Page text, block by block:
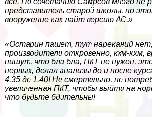
все. По сочетанию Самрсов много не
представитель старой школы, но
вооружение как лайт версию АС.»
«Остарин пашет, тут нареканий
производители откровенно, кхм-кхм,
пишут, что бла бла, ПКТ не нужен,
первых, делал анализы до и после
4.35 до 1.40! Не cмepтельно, но
увеличенная ПКТ, чтобы выйти на
что будьте бдительны!